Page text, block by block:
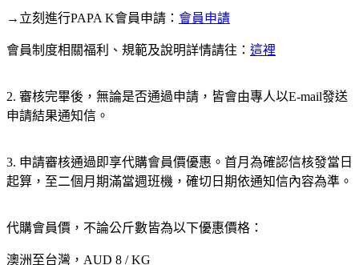
→立刻進行PAPA K會員申請： 會員申請
會員制度相關福利、規範及說明詳情請往： 這裡
2. 審核完畢後，無論是否通過申請，皆會由專人以E-mail發送
申請結果通知信。
3. 申請審核通過即享代購會員價優惠。首月為確認信核發當日
起算，至二個月期滿當週班機，確切日期依通知信內容為準。
代購會員價，不論公斤數皆為以下優惠價格：
澳洲至台灣，AUD 8 / KG